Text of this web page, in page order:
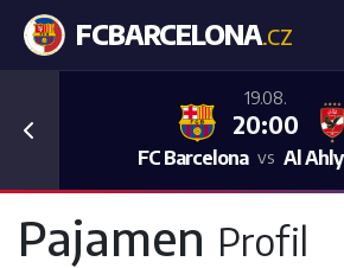
FCBARCELONA.CZ
19.08.
20:00
FC Barcelona vs Al Ahly
Previous
Pajamen Profil